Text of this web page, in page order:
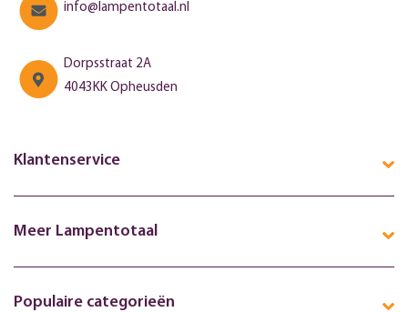
info@lampentotaal.nl
Dorpsstraat 2A
4043KK Opheusden
Klantenservice
Meer Lampentotaal
Populaire categorieën